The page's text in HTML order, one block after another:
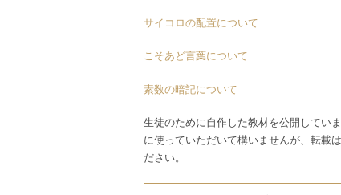
サイコロの配置について
こそあど言葉について
素数の暗記について
生徒のために自作した教材を公開してい
に使っていただいて構いませんが、転載
ださい。